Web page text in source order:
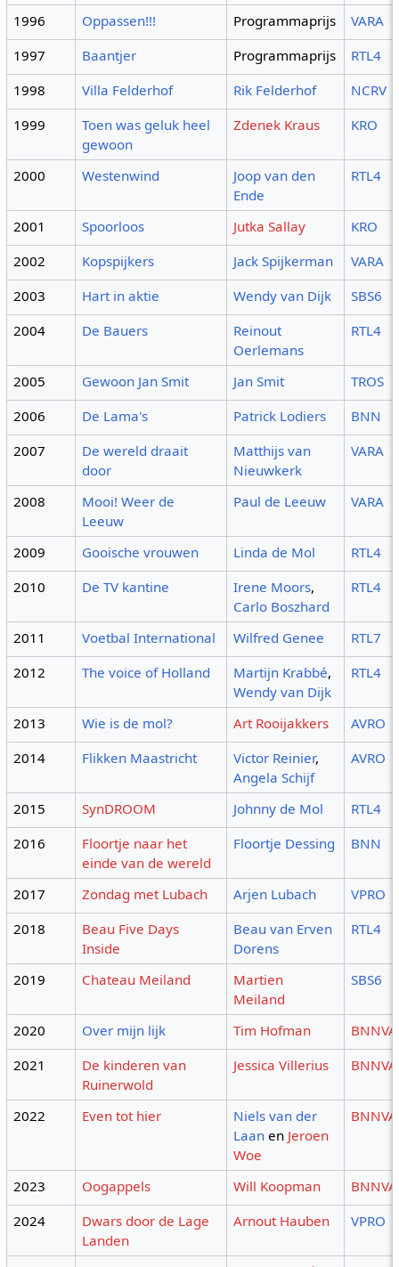
1996 Oppassen!!! Programmaprijs
VARA
1997
Baantjer Programmaprijs
RTL4
1998
Villa Felderhof Rik Felderhof
NCRV
1999
Toen was geluk heel
gewoon
Zdenek Kraus KRO
2000 Westenwind
Joop van den
Ende
RTL4
2001 Spoorloos Jutka Sallay
KRO
2002
Kopspijkers Jack Spijkerman
VARA
2003
Hart in aktie Wendy van Dijk
SBS6
2004
De Bauers
Reinout
Oerlemans
RTL4
2005 Gewoon Jan Smit Jan Smit
TROS
2006
De Lama's Patrick Lodiers
BNN
2007
De wereld draait
door
Matthijs van
Nieuwkerk
VARA
2008
Mooi! Weer de
Leeuw
Paul de Leeuw VARA
2009 Gooische vrouwen Linda de Mol
RTL4
2010
De TV kantine Irene Moors,
Carlo Boszhard
RTL4
2011 Voetbal International Wilfred Genee
RTL7
2012
The voice of Holland Martijn Krabbé,
Wendy van Dijk
RTL4
2013 Wie is de mol? Art Rooijakkers
AVRO
2014
Flikken Maastricht Victor Reinier,
Angela Schijf
AVRO
2015 SynDROOM Johnny de Mol
RTL4
2016
Floortje naar het
einde van de wereld
Floortje Dessing BNN
2017 Zondag met Lubach Arjen Lubach
VPRO
2018
Beau Five Days
Inside
Beau van Erven
Dorens
RTL4
2019 Chateau Meiland
Martien
Meiland
SBS6
2020 Over mijn lijk Tim Hofman
2021
De kinderen van
Ruinerwold
Jessica Villerius
2022 Even tot hier
Niels van der
Laan en Jeroen
Woe
2023 Oogappels Will Koopman
2024
Dwars door de Lage
Landen
Arnout Hauben VPRO